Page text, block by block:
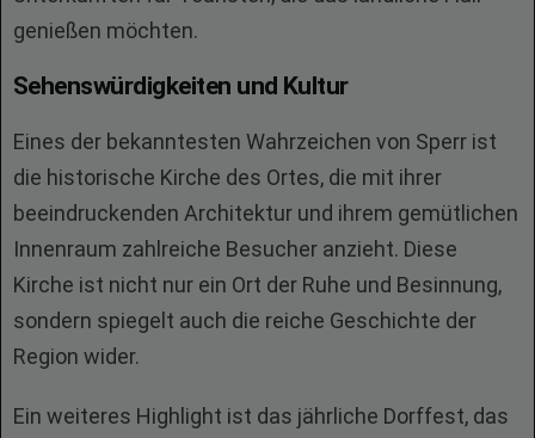
genießen möchten.
Sehenswürdigkeiten und Kultur
Eines der bekanntesten Wahrzeichen von Sperr ist
die historische Kirche des Ortes, die mit ihrer
beeindruckenden Architektur und ihrem gemütlichen
Innenraum zahlreiche Besucher anzieht. Diese
Kirche ist nicht nur ein Ort der Ruhe und Besinnung,
sondern spiegelt auch die reiche Geschichte der
Region wider.
Ein weiteres Highlight ist das jährliche Dorffest, das